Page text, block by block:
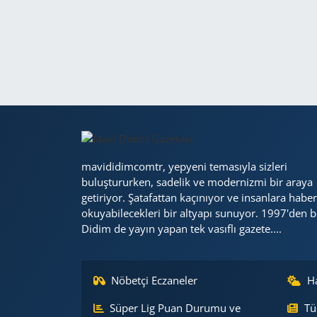
mavididimcomtr, yepyeni temasıyla sizleri
buluştururken, sadelik ve modernizmi bir araya
getiriyor. Şatafattan kaçınıyor ve insanlara haber
okuyabilecekleri bir altyapı sunuyor. 1997'den
Didim de yayın yapan tek vasıflı gazete....
Nöbetçi Eczaneler
Süper Lig Puan Durumu ve
MAGAZİN
POLİTİKA
RESMİ İLANLAR